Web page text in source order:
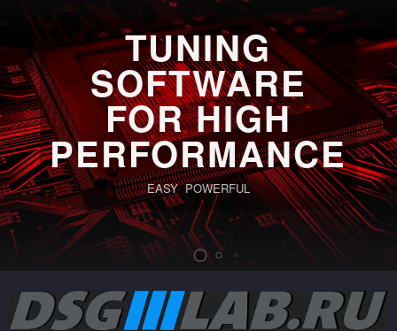
TUNING
SOFTWARE
FOR HIGH
PERFORMANCE
EASY POWERFUL